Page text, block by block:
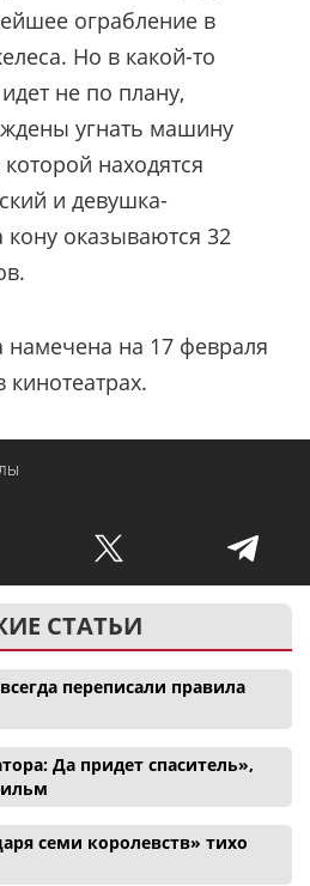
ограбление в
Но в какой-то
не по плану,
угнать машину
находятся
и девушка-
оказываются 32
на 17 февраля
кинотеатрах.
СТАТЬИ
переписали правила
Да придет спаситель»,
семи королевств» тихо